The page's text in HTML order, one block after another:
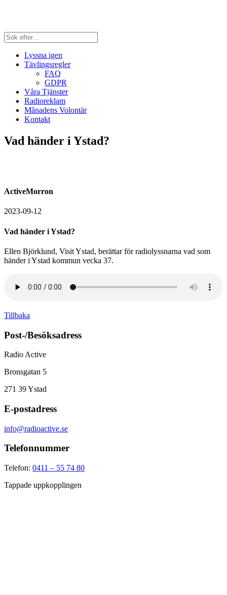
Lyssna igen
Tävlingsregler
FAQ
GDPR
Våra Tjänster
Radioreklam
Månadens Volontär
Kontakt
Vad händer i Ystad?
ActiveMorron
2023-09-12
Vad händer i Ystad?
Ellen Björklund, Visit Ystad, berättar för radiolyssnarna vad som
händer i Ystad kommun vecka 37.
Tillbaka
Post-/Besöksadress
Radio Active
Bronsgatan 5
271 39Ystad
E-postadress
info@radioactive.se
Telefonnummer
Telefon: 0411 – 55 74 80
Tappade uppkopplingen